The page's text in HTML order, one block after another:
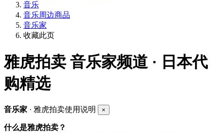
音乐
音乐周边商品
音乐家
收藏此页
雅虎拍卖 音乐家频道 · 日本代
购精选
音乐家 · 雅虎拍卖使用说明 ×
什么是雅虎拍卖？